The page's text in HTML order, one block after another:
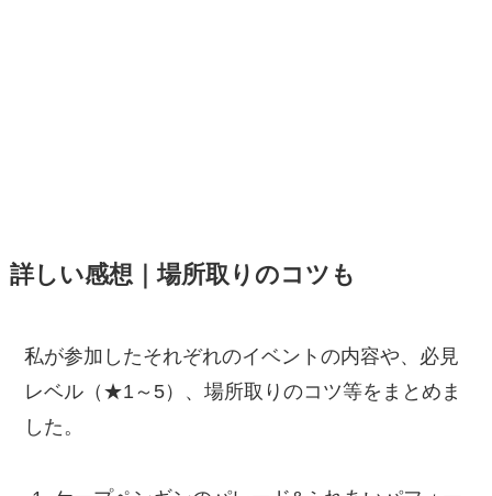
詳しい感想｜場所取りのコツも
私が参加したそれぞれのイベントの内容や、必見
レベル（★1～5）、場所取りのコツ等をまとめま
した。